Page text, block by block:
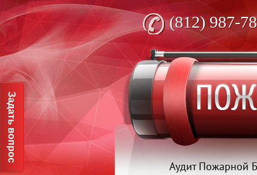
Аудит Пожарной
(812) 987-
Задать вопрос